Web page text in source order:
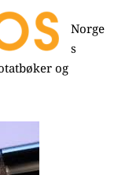
Norge
s
og